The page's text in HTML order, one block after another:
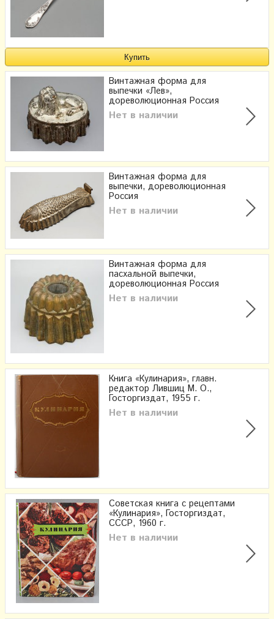
Винтажная форма для
выпечки «Лев»,
дореволюционная Россия
Нет в наличии
Винтажная форма для
выпечки, дореволюционная
Россия
Нет в наличии
Винтажная форма для
пасхальной выпечки,
дореволюционная Россия
Нет в наличии
Книга «Кулинария», главн.
редактор Лившиц М. О.,
Госторгиздат, 1955 г.
Нет в наличии
Советская книга с рецептами
«Кулинария», Госторгиздат,
СССР, 1960 г.
Нет в наличии